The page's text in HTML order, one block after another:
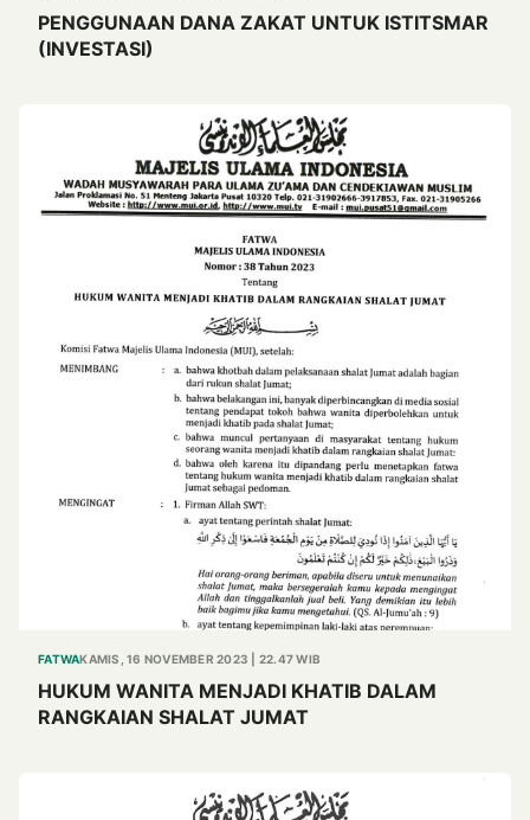
PENGGUNAAN DANA ZAKAT UNTUK ISTITSMAR
(INVESTASI)
FATWAKAMIS, 16 NOVEMBER 2023 | 22.47 WIB
HUKUM WANITA MENJADI KHATIB DALAM
RANGKAIAN SHALAT JUMAT